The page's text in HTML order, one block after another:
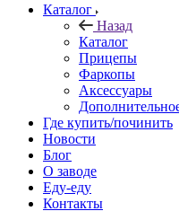
Каталог
Назад
Каталог
Прицепы
Фаркопы
Аксессуары
Где купить/починить
Новости
Блог
О заводе
Еду-еду
Контакты